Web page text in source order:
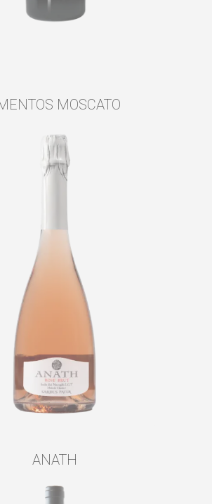
MOSCATO
ANATH